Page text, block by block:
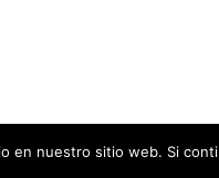
en nuestro sitio web. Si